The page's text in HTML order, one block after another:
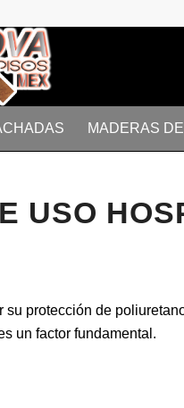
MADERAS
USO
protección de
un factor fundamental.